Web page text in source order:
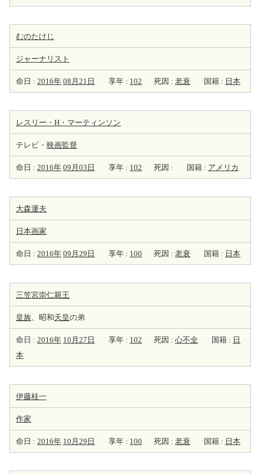
むのたけじ
ジャーナリスト
命日 : 2016年 08月21日 享年 : 102 死因 : 老衰 国籍 : 日本
レスリー・H・マーティンソン
テレビ・ 映画監督
命日 : 2016年 09月03日 享年 : 102 死因 : 国籍 : アメリカ
大森運夫
日本画家
命日 : 2016年 09月29日 享年 : 100 死因 : 老衰 国籍 : 日本
三笠宮崇仁親王
皇族、昭和天皇の弟
命日 : 2016年 10月27日 享年 : 102 死因 : 心不全 国籍 : 日
本
伊藤桂一
作家
命日 : 2016年 10月29日 享年 : 100 死因 : 老衰 国籍 : 日本